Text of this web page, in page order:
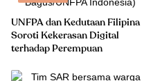
UNFPA dan Kedutaan Filipina
Soroti Kekerasan Digital
terhadap Perempuan